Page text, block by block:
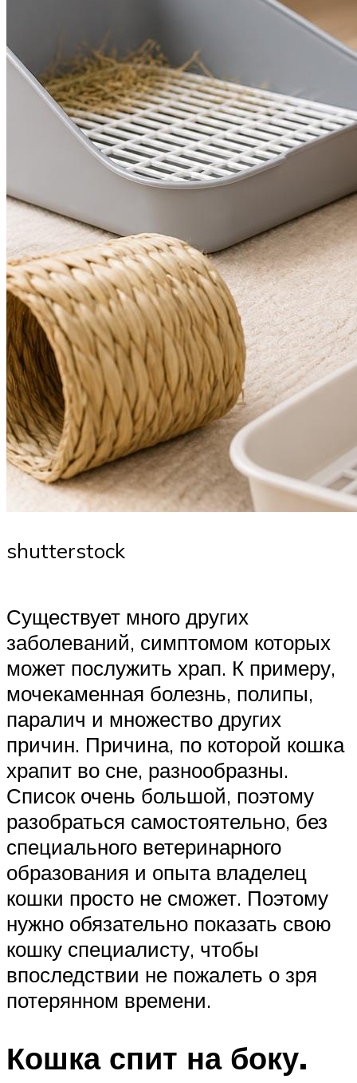
shutterstock
Существует много других
заболеваний, симптомом которых
может послужить храп. К примеру,
мочекаменная болезнь, полипы,
паралич и множество других
причин. Причина, по которой кошка
храпит во сне, разнообразны.
Список очень большой, поэтому
разобраться самостоятельно, без
специального ветеринарного
образования и опыта владелец
кошки просто не сможет. Поэтому
нужно обязательно показать свою
кошку специалисту, чтобы
впоследствии не пожалеть о зря
потерянном времени.
Кошка спит на боку.